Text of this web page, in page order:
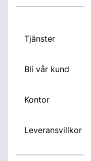
Tjänster
Bli vår kund
Kontor
Leveransvillkor